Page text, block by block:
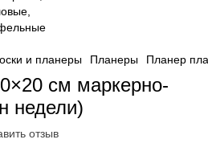
и планеры Планеры Планер
см маркерно-
недели)
отзыв